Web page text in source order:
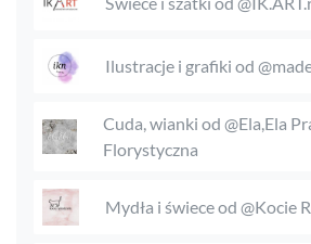
Ilustracje i grafiki od
Cuda, wianki od @Ela,Ela
Florystyczna
Mydła i świece od @Kocie